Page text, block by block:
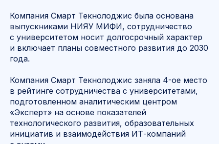
Компания Смарт Текнолоджис была основана
выпускниками НИЯУ МИФИ, сотрудничество
с университетом носит долгосрочный характер
и включает планы совместного развития до 2030
года.
Компания Смарт Текнолоджис заняла 4-ое место
в рейтинге сотрудничества с университетами,
подготовленном аналитическим центром
«Эксперт» на основе показателей
технологического развития, образовательных
инициатив и взаимодействия ИТ-компаний